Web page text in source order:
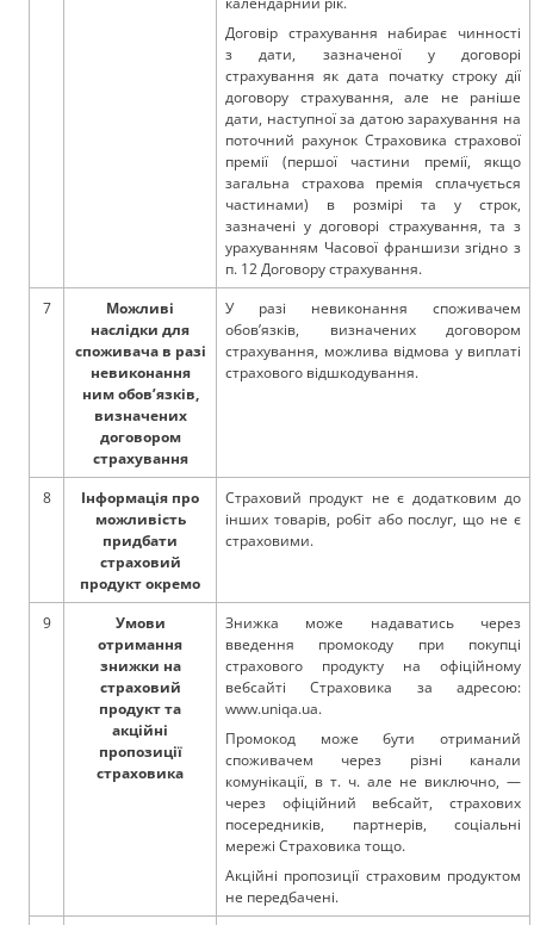
Договір страхування набирає чинності
з дати, зазначеної у договорі
страхування як дата початку строку дії
договору страхування, але не раніше
дати, наступної за датою зарахування на
поточний рахунок Страховика страхової
премії (першої частини премії, якщо
загальна страхова премія сплачується
частинами) в розмірі та у строк,
зазначені у договорі страхування, та з
урахуванням Часової франшизи згідно з
п. 12 Договору страхування.
7
Можливі
наслідки для
споживача в разі
невиконання
ним обов’язків,
визначених
договором
страхування
У разі невиконання споживачем
обов’язків, визначених договором
страхування, можлива відмова у виплаті
страхового відшкодування.
8
Інформація про
можливість
придбати
страховий
продукт окремо
Страховий продукт не є додатковим до
інших товарів, робіт або послуг, що не є
страховими.
9
Умови
отримання
знижки на
страховий
продукт та
акційні
пропозиції
страховика
Знижка може надаватись через
введення промокоду при покупці
страхового продукту на офіційному
вебсайті Страховика за адресою:
www.uniqa.ua.
Промокод може бути отриманий
споживачем через різні канали
комунікації, в т. ч. але не виключно, —
через офіційний вебсайт, страхових
посередників, партнерів, соціальні
мережі Страховика тощо.
Акційні пропозиції страховим продуктом
не передбачені.